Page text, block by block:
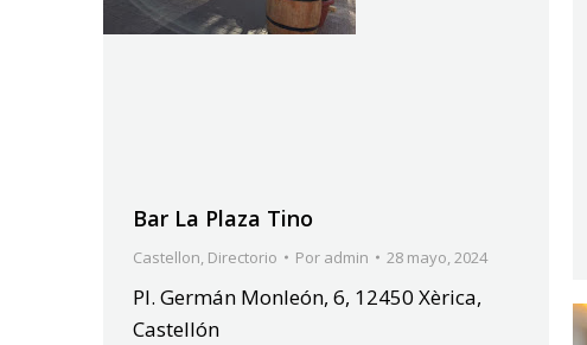
Bar La Plaza Tino
Castellon, Directorio Por admin 28 mayo, 2024
Pl. Germán Monleón, 6, 12450 Xèrica,
Castellón